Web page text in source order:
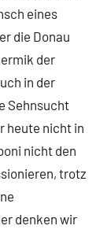
eines
die Donau
der
in der
Sehnsucht
heute nicht in
nicht den
trotz
denken wir